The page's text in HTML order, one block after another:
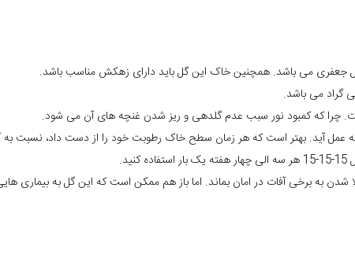
می باشد. همچنین خاک این گل باید دارای زهکش مناسب باشد.
عمل آید. بهتر است که هر زمان سطح خاک رطوبت خود را از دست داد، نسبت به
شدن به برخی آفات در امان بماند. اما باز هم ممکن است که این گل به بیماری